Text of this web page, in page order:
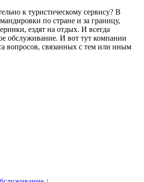
к туристическому сервису? В
по стране и за границу,
ездят на отдых. И всегда
обслуживание. И вот тут компании
вопросов, связанных с тем или иным